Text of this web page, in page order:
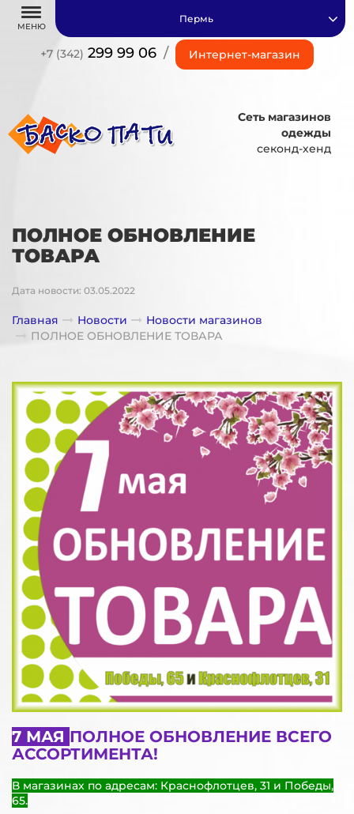
МЕНЮ
+7 (342) 299 99 06 / Интернет-магазин
Пермь
Сеть магазинов
одежды
секонд-хенд
ПОЛНОЕ ОБНОВЛЕНИЕ
ТОВАРА
Дата новости: 03.05.2022
Главная Новости
Новости магазинов
ПОЛНОЕ ОБНОВЛЕНИЕ ТОВАРА
7 МАЯ ПОЛНОЕ ОБНОВЛЕНИЕ ВСЕГО
АССОРТИМЕНТА!
В магазинах по адресам: Краснофлотцев, 31 и Победы,
65.